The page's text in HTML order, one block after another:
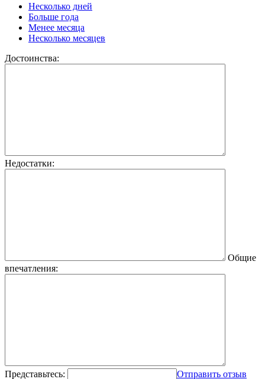
Несколько дней
Больше года
Менее месяца
Несколько месяцев
Достоинства:
Недостатки:
Общие
впечатления:
Представьтесь: Отправить отзыв